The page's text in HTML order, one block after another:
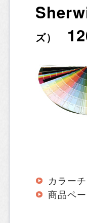
ズ）
カラー
商品ペ